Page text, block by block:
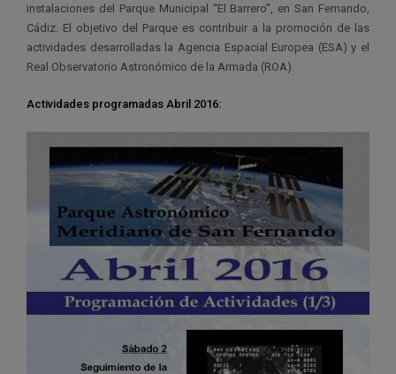
instalaciones del Parque Municipal “El Barrero”, en San Fernando,
Cádiz. El objetivo del Parque es contribuir a la promoción de las
actividades desarrolladas la Agencia Espacial Europea (ESA) y el
Real Observatorio Astronómico de la Armada (ROA).
Actividades programadas Abril 2016: